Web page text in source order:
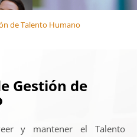
de Talento Humano
Gestión de
y mantener el Talento